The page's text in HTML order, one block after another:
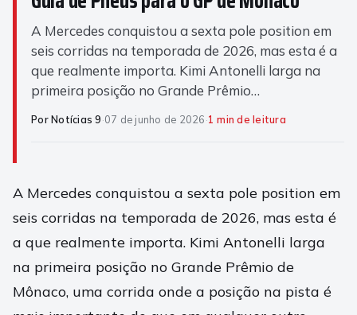
A Mercedes conquistou a sexta pole position em
seis corridas na temporada de 2026, mas esta é a
que realmente importa. Kimi Antonelli larga na
primeira posição no Grande Prêmio…
Por Notícias 9·07 de junho de 2026·1 min de leitura
A Mercedes conquistou a sexta pole position em
seis corridas na temporada de 2026, mas esta é
a que realmente importa. Kimi Antonelli larga
na primeira posição no Grande Prêmio de
Mônaco, uma corrida onde a posição na pista é